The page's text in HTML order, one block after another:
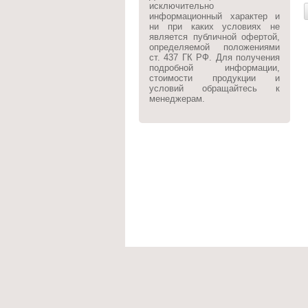
исключительно
информационный характер и
ни при каких условиях не
является публичной офертой,
определяемой положениями
ст. 437 ГК РФ. Для получения
подробной информации,
стоимости продукции и
условий обращайтесь к
менеджерам.